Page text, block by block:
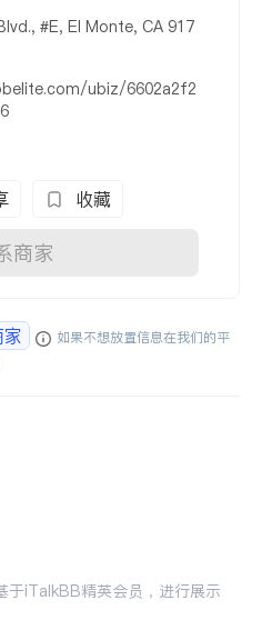
#E, El Monte, CA 917
ubiz/6602a2f2
收藏
商家
如果不想放置信息在我们的平
于iTalkBB精英会员，进行展示